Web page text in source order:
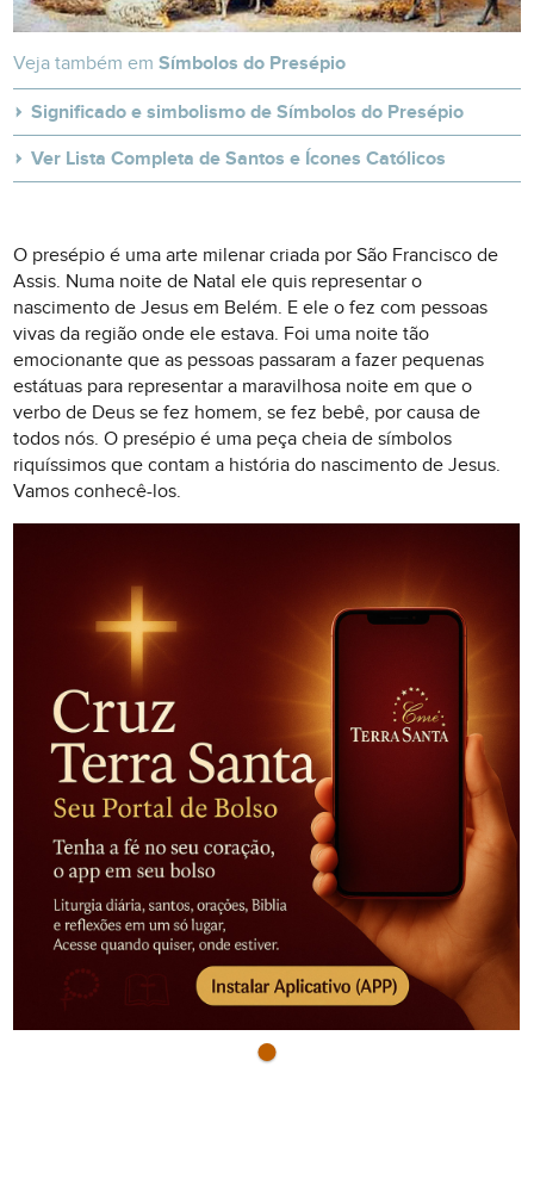
Veja também emSímbolos do Presépio
Significado e simbolismo de Símbolos do Presépio
Ver Lista Completa de Santos e Ícones Católicos
O presépio é uma arte milenar criada por São Francisco de
Assis. Numa noite de Natal ele quis representar o
nascimento de Jesus em Belém. E ele o fez com pessoas
vivas da região onde ele estava. Foi uma noite tão
emocionante que as pessoas passaram a fazer pequenas
estátuas para representar a maravilhosa noite em que o
verbo de Deus se fez homem, se fez bebê, por causa de
todos nós. O presépio é uma peça cheia de símbolos
riquíssimos que contam a história do nascimento de Jesus.
Vamos conhecê-los.